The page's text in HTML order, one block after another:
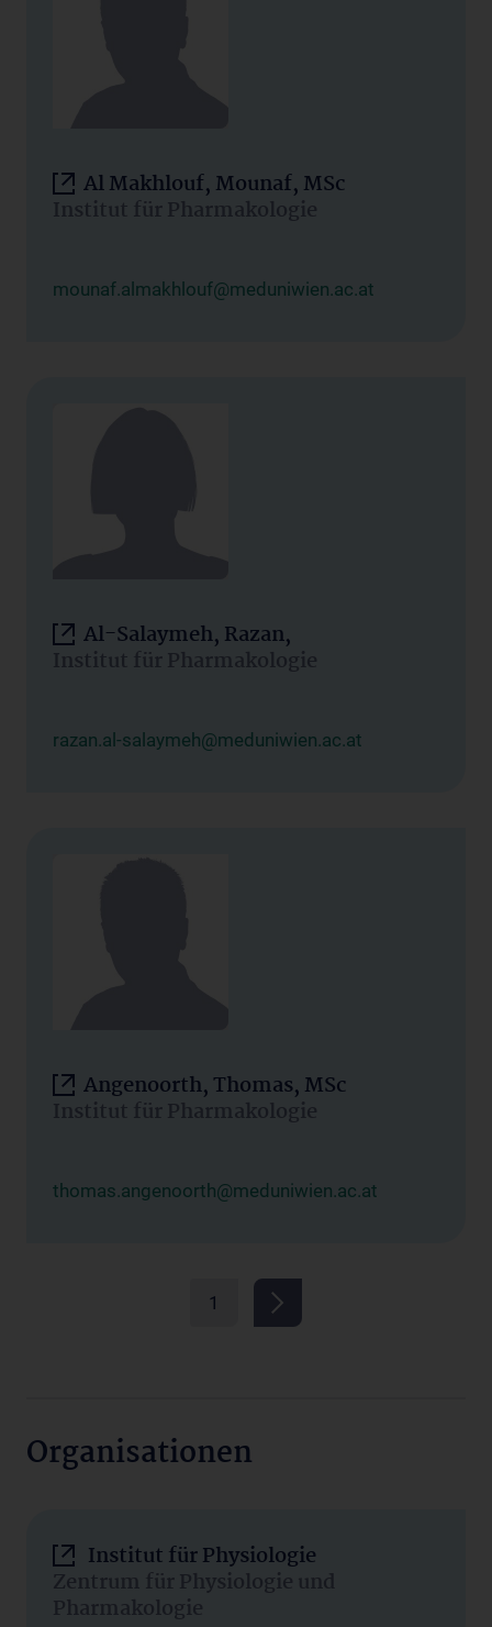
Al Makhlouf, Mounaf, MSc
Institut für Pharmakologie
mounaf.almakhlouf@meduniwien.ac.at
Al-Salaymeh, Razan,
Institut für Pharmakologie
razan.al-salaymeh@meduniwien.ac.at
Angenoorth, Thomas, MSc
Institut für Pharmakologie
thomas.angenoorth@meduniwien.ac.at
1
Organisationen
Institut für Physiologie
Zentrum für Physiologie und
Pharmakologie